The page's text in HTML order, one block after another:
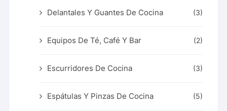
Delantales Y Guantes De Cocina (3)
Equipos De Té, Café Y Bar (2)
Escurridores De Cocina (3)
Espátulas Y Pinzas De Cocina (5)